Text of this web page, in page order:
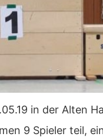
in der Alten
9 Spieler teil,